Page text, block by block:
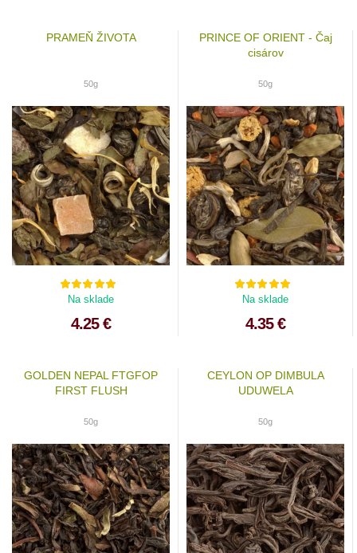
PRAMEŇ ŽIVOTA
50g
Na sklade
4.25 €
PRINCE OF ORIENT - Čaj
cisárov
50g
Na sklade
4.35 €
GOLDEN NEPAL FTGFOP
FIRST FLUSH
50g
CEYLON OP DIMBULA
UDUWELA
50g